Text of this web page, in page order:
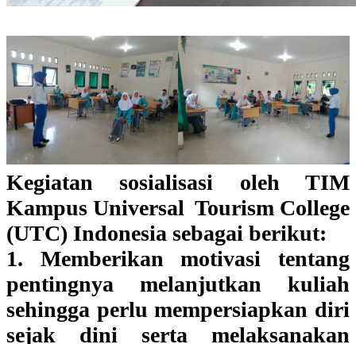
Kegiatan sosialisasi oleh TIM
Kampus Universal Tourism College
(UTC) Indonesia sebagai berikut:
1. Memberikan motivasi tentang
pentingnya melanjutkan kuliah
sehingga perlu mempersiapkan diri
sejak dini serta melaksanakan